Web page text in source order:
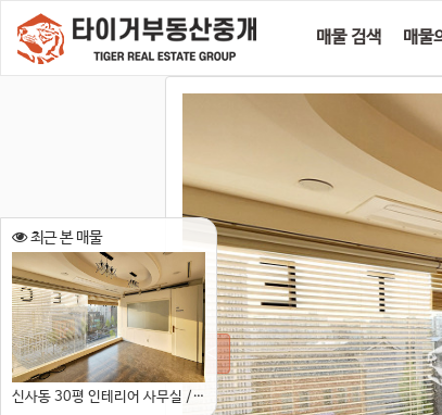
매물 검색 매물
최근 본 매물
신사동 30평 인테리어 사무실 // 대로변 탁트인 뷰 상가